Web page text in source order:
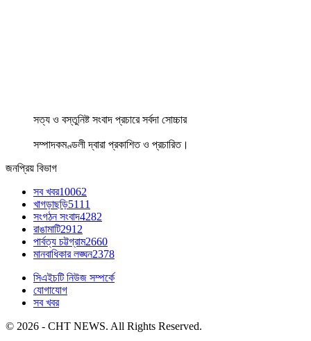
সত্য ও বস্তুনিষ্ট সংবাদ প্রচারে সর্বদা সোচ্চার
সম্পাদকমণ্ডলী দ্বারা প্রকাশিত ও প্রচারিত।
জনপ্রিয় বিভাগ
সব খবর10062
খাগড়াছড়ি5111
সংগঠন সংবাদ4282
রাঙামাটি2912
পার্বত্য চট্টগ্রাম2660
মানবাধিকার লঙ্ঘন2378
সিএইচটি নিউজ সম্পর্কে
যোগাযোগ
সব খবর
© 2026 - CHT NEWS. All Rights Reserved.